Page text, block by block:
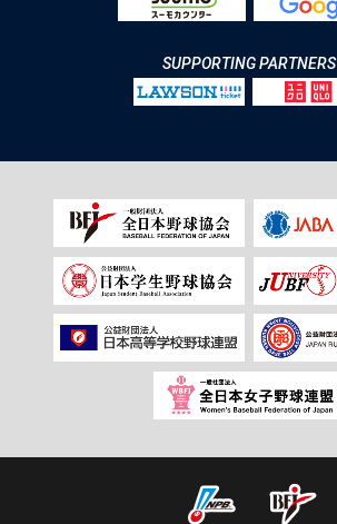
SUPPORTING PARTNERS